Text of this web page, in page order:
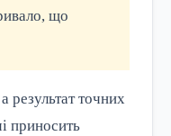
що
результат точних
приносить